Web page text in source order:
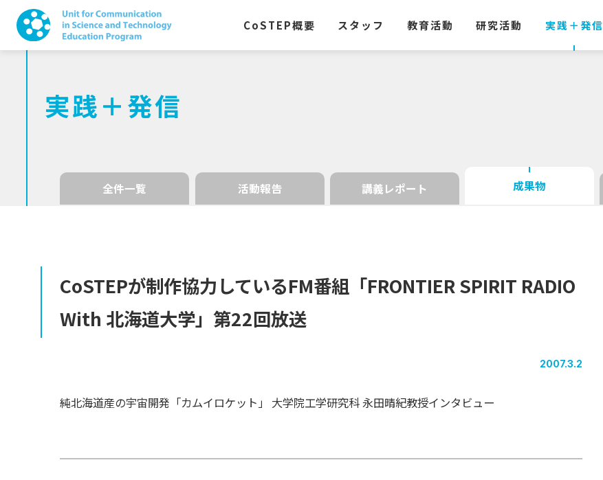
CoSTEP概要 スタッフ 教育活動 研究活動 実践＋発信
実践＋発信
全件一覧 活動報告 講義レポート 成果物
CoSTEPが制作協力しているFM番組 「FRONTIER SPIRIT RADIO
With 北海道大学」第22回放送
2007.3.2
純北海道産の宇宙開発「カムイロケット」 大学院工学研究科 永田晴紀教授インタビュー